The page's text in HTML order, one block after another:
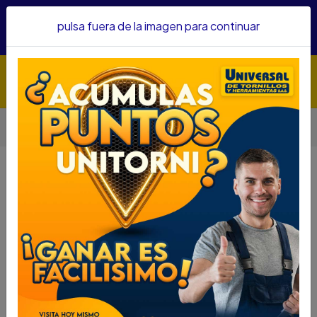
confianza&nbsp;Recibe un KIT PARRILLERO por compras
Herramientas Herramienta Eléctrica
Esmeriladoras
ESMERIL DEWALT 3/4 HP 8 DW-758
ESMERIL DEWALT 3/4 HP 8 DW-758
ESMERIL DEWALT 3/4 HP 8 DW-758
SKU : 59350025
DESCRIPCION :
Motor de inducción de 3/4 HP para aplicaciones de
pulsa fuera de la imagen para continuar